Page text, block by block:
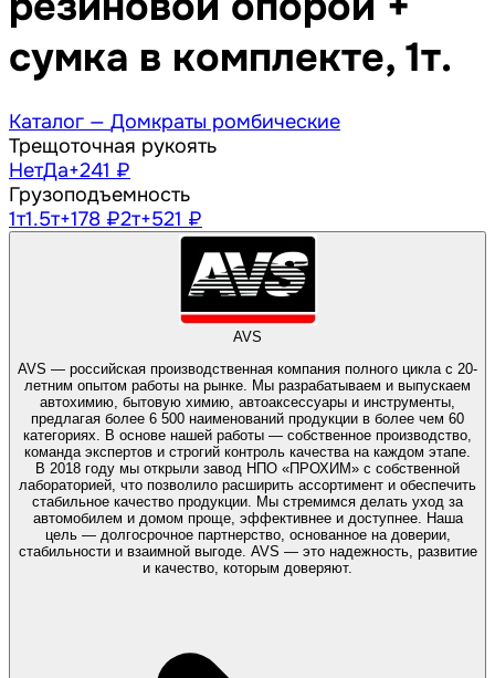
сумка в комплекте, 1т.
Каталог — Домкраты ромбические
Трещоточная рукоять
НетДа+241 ₽
Грузоподъемность
1т1.5т+178 ₽2т+521 ₽
AVS
AVS — российская производственная компания полного цикла с 20-
летним опытом работы на рынке. Мы разрабатываем и выпускаем
автохимию, бытовую химию, автоаксессуары и инструменты,
предлагая более 6 500 наименований продукции в более чем 60
категориях. В основе нашей работы — собственное производство,
команда экспертов и строгий контроль качества на каждом этапе.
В 2018 году мы открыли завод НПО «ПРОХИМ» с собственной
лабораторией, что позволило расширить ассортимент и обеспечить
стабильное качество продукции. Мы стремимся делать уход за
автомобилем и домом проще, эффективнее и доступнее. Наша
цель — долгосрочное партнерство, основанное на доверии,
стабильности и взаимной выгоде. AVS — это надежность, развитие
и качество, которым доверяют.